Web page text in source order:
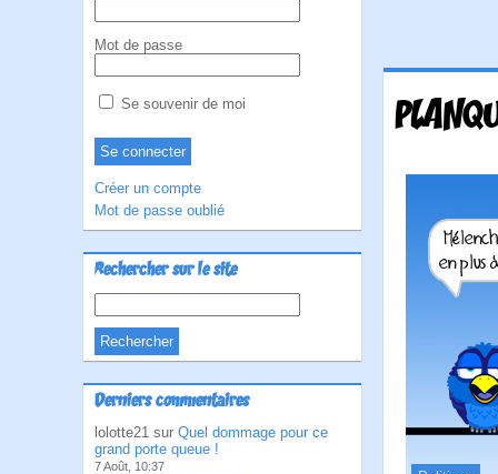
Mot de passe
Se souvenir de moi
Créer un compte
Mot de passe oublié
Rechercher sur le site
Derniers commentaires
lolotte21 sur Quel dommage pour ce
grand porte queue !
7 Août, 10:37